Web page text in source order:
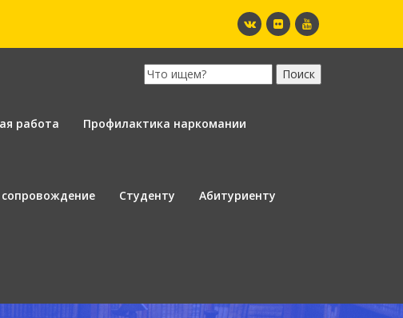
работа Профилактика наркомании
сопровождение Студенту Абитуриенту